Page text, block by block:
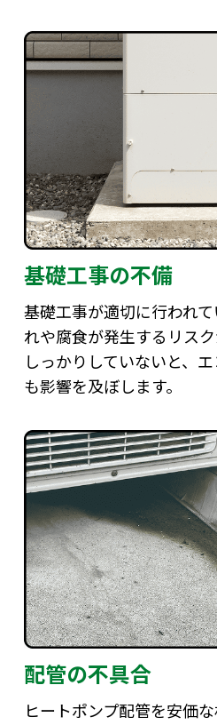
基礎工事の不備
基礎工事が適切に行われ
れや腐食が発生するリス
しっかりしていないと、
も影響を及ぼします。
配管の不具合
ヒートポンプ配管を安価